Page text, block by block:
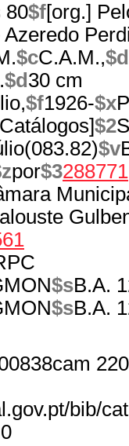
80$f[org.]
$cC.A.M.,$d
$d 30 cm
$f1926-$x
$2
$v
por$3288771
$sB.A.
$sB.A.
bib/